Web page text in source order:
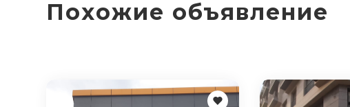
Похожие объявление